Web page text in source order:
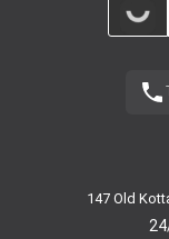
147 Old